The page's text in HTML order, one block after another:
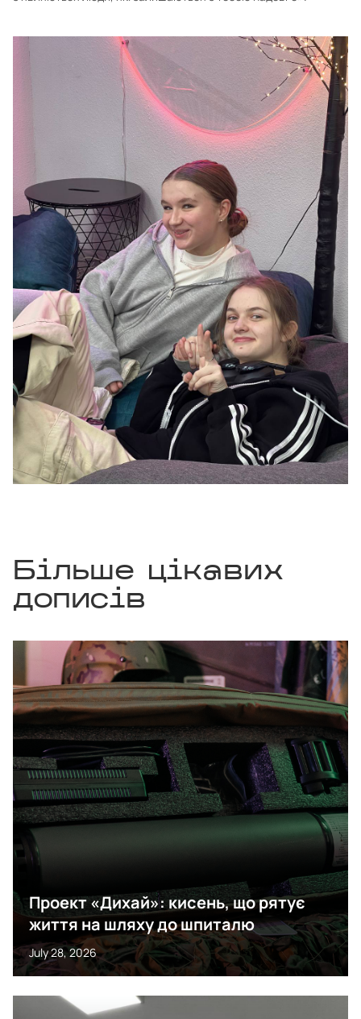
Більше цікавих
дописів
Проект «Дихай»: кисень, що рятує
життя на шляху до шпиталю
July 28, 2026